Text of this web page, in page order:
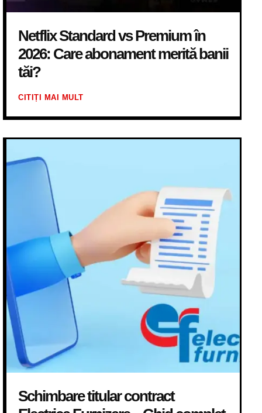
Netflix Standard vs Premium în
2026: Care abonament merită banii
tăi?
CITIȚI MAI MULT
Schimbare titular contract